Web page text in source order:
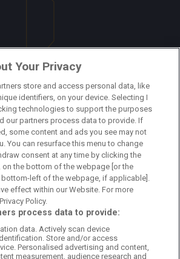
Your Privacy
store and access personal data, like
identifiers, on your device. Selecting I
technologies to support the purposes
our partners process data to provide. If
some content and ads you see may not
You can resurface this menu to change
consent at any time by clicking the
on the bottom of the webpage [or the
left of the webpage, if applicable].
effect within our Website. For more
Policy.
process data to provide:
data. Actively scan device
Store and/or access
Personalised advertising and content,
measurement, audience research and